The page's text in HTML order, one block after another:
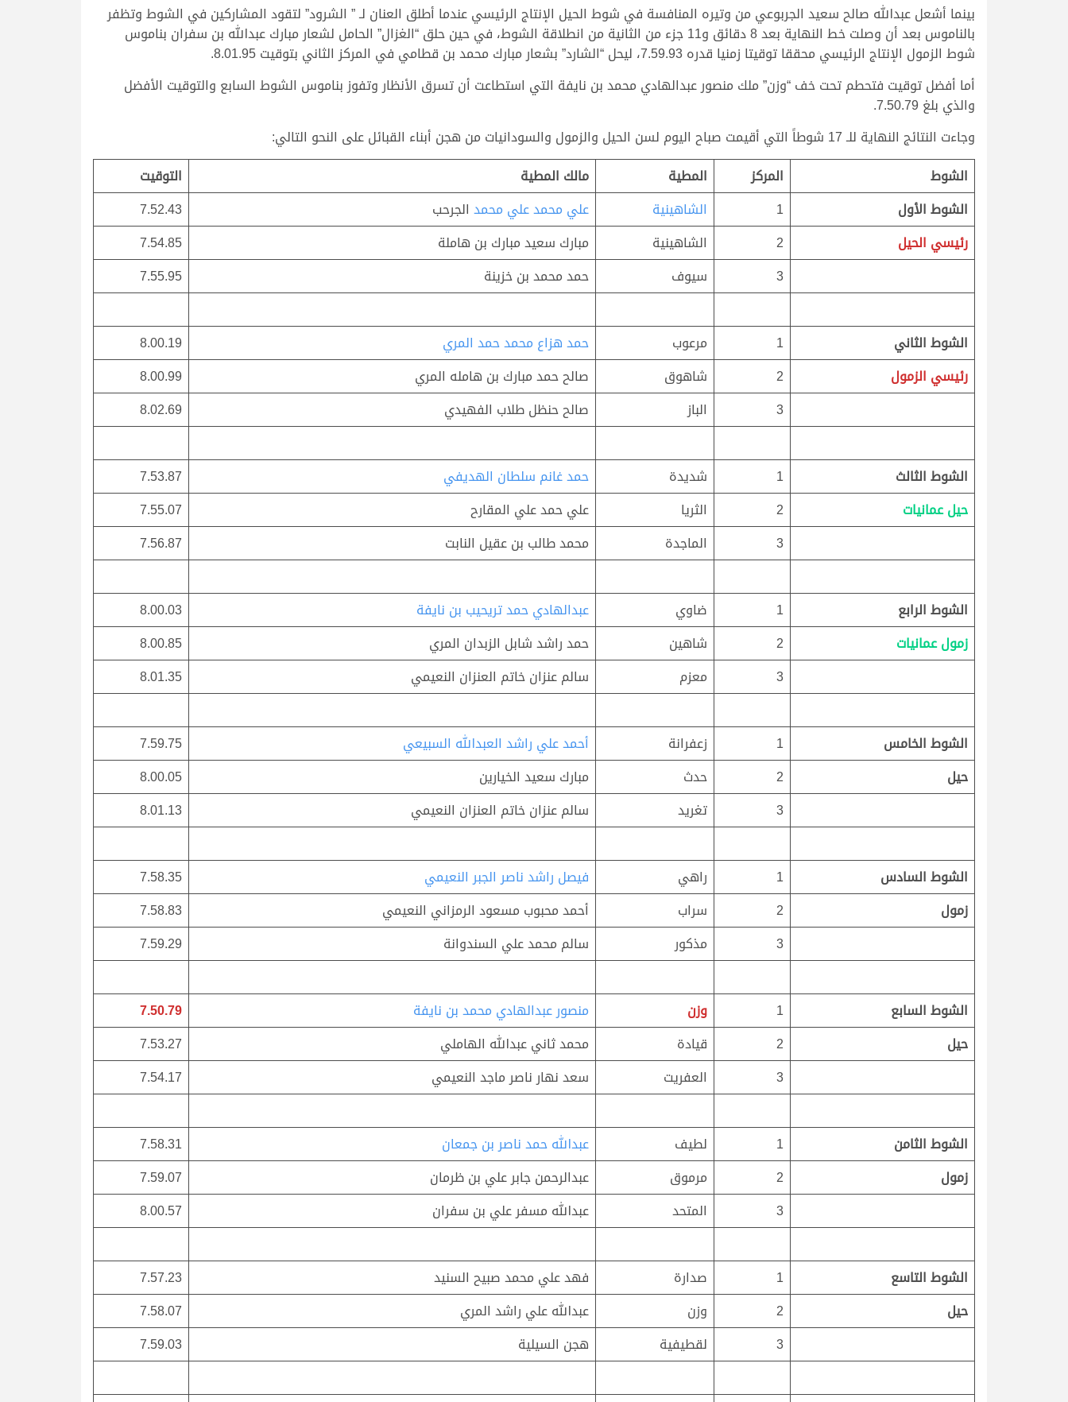
بينما أشعل عبدالله صالح سعيد الجربوعي من وتيره المنافسة في شوط الحيل الإنتاج الرئيسي عندما أطلق العنان لـ ” الشرود” لتقود المشاركين في الشوط وتظفر
بالناموس بعد أن وصلت خط النهاية بعد 8 دقائق و11 جزء من الثانية من انطلاقة الشوط، في حين حلق “الغزال” الحامل لشعار مبارك عبدالله بن سفران بناموس
شوط الزمول الإنتاج الرئيسي محققا توقيتا زمنيا قدره 7.59.93، ليحل “الشارد” بشعار مبارك محمد بن قطامي في المركز الثاني بتوقيت 8.01.95.
أما أفضل توقيت فتحطم تحت خف “وزن” ملك منصور عبدالهادي محمد بن نايفة التي استطاعت أن تسرق الأنظار وتفوز بناموس الشوط السابع والتوقيت الأفضل
والذي بلغ 7.50.79.
وجاءت النتائج النهاية للـ 17 شوطاً التي أقيمت صباح اليوم لسن الحيل والزمول والسودانيات من هجن أبناء القبائل على النحو التالي:
الشوط
المركز المطية مالك المطية
التوقيت
الشوط الأول
1 الشاهينية علي محمد علي محمد الجرحب
7.52.43
رئيسي الحيل
2 الشاهينية مبارك سعيد مبارك بن هاملة
7.54.85
3
سيوف حمد محمد بن خزينة 7.55.95
الشوط الثاني 1 مرعوب حمد هزاع محمد حمد المري
8.00.19
رئيسي الزمول
2 شاهوق صالح حمد مبارك بن هامله المري
8.00.99
3
الباز صالح حنظل طلاب الفهيدي 8.02.69
الشوط الثالث 1 شديدة حمد غانم سلطان الهديفي
7.53.87
حيل عمانيات
2 الثريا علي حمد علي المقارح
7.55.07
3
الماجدة محمد طالب بن عقيل النابت 7.56.87
الشوط الرابع 1 ضاوي عبدالهادي حمد تريحيب بن نايفة
8.00.03
زمول عمانيات
2 شاهين حمد راشد شابل الزبدان المري
8.00.85
3
معزم سالم عنزان خاتم العنزان النعيمي 8.01.35
الشوط الخامس 1 زعفرانة أحمد علي راشد العبدالله السبيعي
7.59.75
حيل
2 حدث مبارك سعيد الخيارين
8.00.05
3
تغريد سالم عنزان خاتم العنزان النعيمي 8.01.13
الشوط السادس 1 راهي فيصل راشد ناصر الجبر النعيمي
7.58.35
زمول
2 سراب أحمد محبوب مسعود الرمزاني النعيمي
7.58.83
3
مذكور سالم محمد علي السندوانة 7.59.29
الشوط السابع 1 وزن منصور عبدالهادي محمد بن نايفة
7.50.79
حيل
2 قيادة محمد ثاني عبدالله الهاملي
7.53.27
3
العفريت سعد نهار ناصر ماجد النعيمي 7.54.17
الشوط الثامن 1 لطيف عبدالله حمد ناصر بن جمعان
7.58.31
زمول
2 مرموق عبدالرحمن جابر علي بن ظرمان
7.59.07
3
المتحد عبدالله مسفر علي بن سفران 8.00.57
الشوط التاسع 1 صدارة فهد علي محمد صبيح السنيد
7.57.23
حيل
2 وزن عبدالله علي راشد المري
7.58.07
3
لقطيفية هجن السيلية 7.59.03